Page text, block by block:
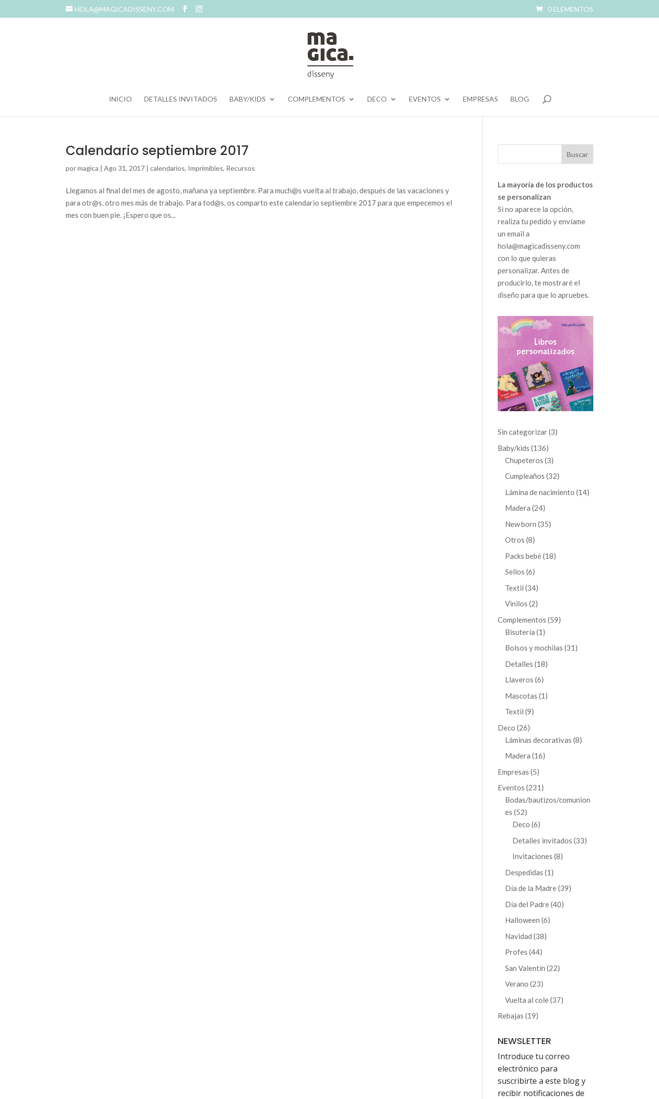
HOLA@MAGICADISSENY.COM 0 ELEMENTOS
INICIO DETALLES INVITADOS BABY/KIDS COMPLEMENTOS DECO EVENTOS EMPRESAS BLOG
Calendario septiembre 2017
pormagica |Ago 31, 2017 |calendarios, Imprimibles, Recursos
Llegamos al final del mes de agosto, mañana ya septiembre. Para much@s vuelta al trabajo, después de las vacaciones y
para otr@s, otro mes más de trabajo. Para tod@s, os comparto este calendario septiembre 2017 para que empecemos el
mes con buen pie. ¡Espero que os...
La mayoría de los productos
se personalizan
Si no aparece la opción,
realiza tu pedido y envíame
un email a
hola@magicadisseny.com
con lo que quieras
personalizar. Antes de
producirlo, te mostraré el
diseño para que lo apruebes.
Sin categorizar 33
Baby/kids 136136
productos
Chupeteros 33
productos
Cumpleaños 3232
productos
Lámina de nacimiento 1414
Madera 2424
productos
New born 3535
Otros 88
productos
Packs bebé 1818
Sellos 66
productos
Textil 3434
productos
Vinilos 22
productos
Complementos 5959
Bisutería 1 1
producto
Bolsos y mochilas 31 31
Detalles 1818
Llaveros 66
productos
Mascotas 1 1
Textil 99
Deco 2626
productos
Láminas decorativas 88
Madera 1616
Empresas 55
productos
Eventos 231 231
productos
Bodas/bautizos/comunion
es 5252
productos
Deco 66
productos
Detalles invitados 3333
Invitaciones 88
Despedidas 1 1
producto
Día de la Madre 3939
Día del Padre 4040
Halloween 66
Navidad 3838
Profes 4444
productos
San Valentín 2222
Verano 2323
productos
Vuelta al cole 3737
Rebajas 1919
NEWSLETTER